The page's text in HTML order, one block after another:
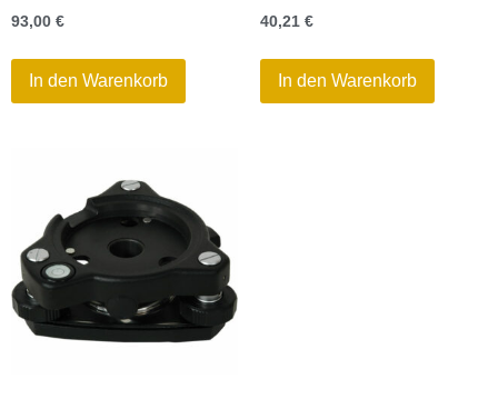
93,00 €
In den Warenkorb
40,21 €
In den Warenkorb